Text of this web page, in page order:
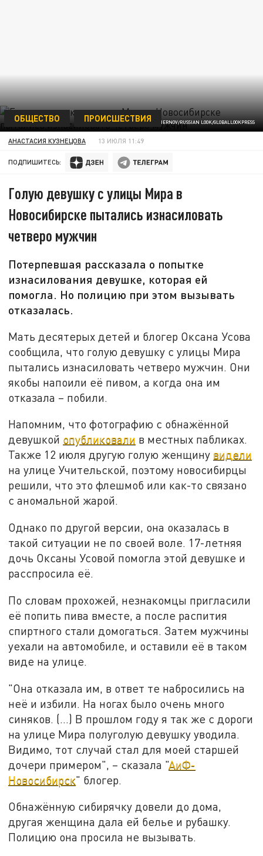
ФОТО: VIKTOR CHERNOV/RUSSIAN LOOK/GLOBALLOOKPRESS
ОБЩЕСТВО ПРОИСШЕСТВИЯ
АНАСТАСИЯ КУЗНЕЦОВА 13 ИЮЛЯ 11:49
ПОДПИШИТЕСЬ:
Голую девушку с улицы Мира в
Новосибирске пытались изнасиловать
четверо мужчин
Потерпевшая рассказала о попытке
изнасилования девушке, которая ей
помогла. Но полицию при этом вызывать
отказалась.
Мать десятерых детей и блогер Оксана Усова
сообщила, что голую девушку с улицы Мира
пытались изнасиловать четверо мужчин. Они
якобы напоили её пивом, а когда она им
отказала – побили.
Напомним, что фотографию с обнажённой
девушкой опубликовали в местных пабликах.
Также 12 июля другую голую женщину видели
на улице Учительской, поэтому новосибирцы
решили, что это флешмоб или как-то связано
с аномальной жарой.
Однако по другой версии, она оказалась в
такой ситуации не по своей воле. 17-летняя
дочь Оксаны Усовой помогла этой девушке и
расспросила её.
По словам прохожей, незнакомцы пригласили
её попить пива вместе, а после распития
спиртного стали домогаться. Затем мужчины
уехали на автомобиле, и оставили её в таком
виде на улице.
"Она отказала им, в ответ те набросились на
неё и избили. На ногах было очень много
синяков. (...) В прошлом году я так же с дороги
на улице Мира полуголую девушку уводила.
Видимо, тот случай стал для моей старшей
дочери примером", – сказала "АиФ-
Новосибирск" блогер.
Обнажённую сибирячку довели до дома,
другая женщина дала ей белье и рубашку.
Полицию она просила не вызывать.